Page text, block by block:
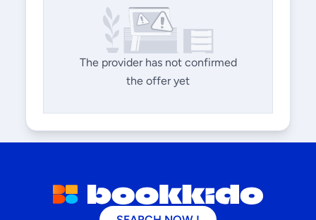
The provider has not confirmed
the offer yet